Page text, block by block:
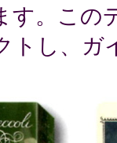
す。この
トし、ガ